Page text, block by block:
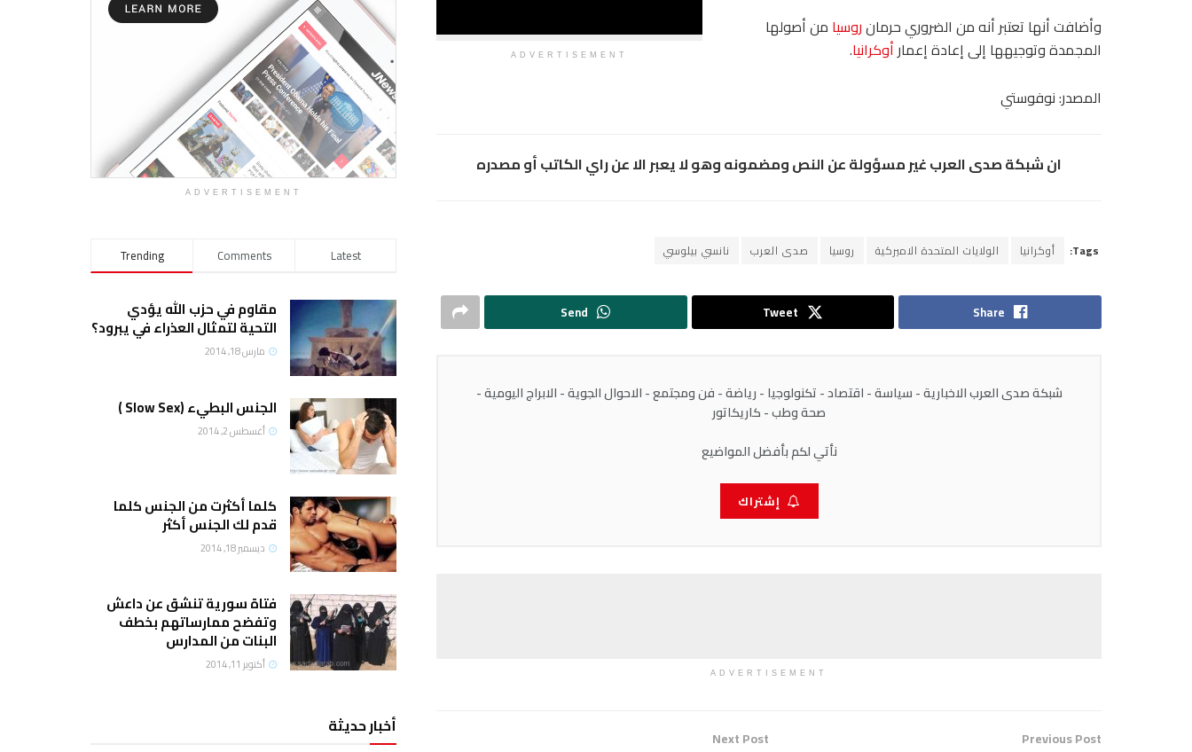
ADVERTISEMENT
وأضافت أنها تعتبر أنه من الضروري حرمانروسيا من أصولها
المجمدة وتوجيهها إلى إعادة إعمار أوكرانيا.
المصدر: نوفوستي
ان شبكة صدى العرب غير مسؤولة عن النص ومضمونه وهو لا يعبر الا عن راي الكاتب أو مصدره
Tags: أوكرانيا الولايات المتحدة الاميركية روسيا صدى العرب نانسي بيلوسي
Share
Tweet
Send
شبكة صدى العرب الاخبارية - سياسة - اقتصاد - تكنولوجيا - رياضة - فن ومجتمع - الاحوال الجوية - الابراج اليومية -
صحة وطب - كاريكاتور
نأتي لكم بأفضل المواضيع
إشتراك
ADVERTISEMENT
Previous Post
Next Post
ADVERTISEMENT
Trending Comments Latest
مقاوم في حزب الله يؤدي
التحية لتمثال العذراء في يبرود؟
مارس 18, 2014
الجنس البطيء (Slow Sex )
أغسطس 2, 2014
كلما أكثرت من الجنس كلما
قدم لك الجنس أكثر
ديسمبر 18, 2014
فتاة سورية تنشق عن داعش
وتفضح ممارساتهم بخطف
البنات من المدارس
أكتوبر 11, 2014
أخبار حديثة